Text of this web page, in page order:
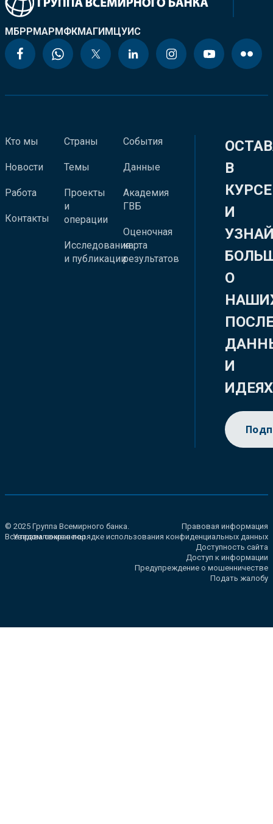
МБРРМАРМФКМАГИМЦУИС
Кто мы
Новости
Работа
Контакты
Страны
Темы
Проекты
и
операции
Исследования
и публикации
События
Данные
Академия
ГВБ
Оценочная
карта
результатов
В
КУРСЕ
И
О
И
ИДЕЯХ
© 2025 Группа Всемирного банка.
Все права сохранены.
Правовая информация
Уведомление о порядке использования конфиденциальных данных
Доступность сайта
Доступ к информации
Предупреждение о мошенничестве
Подать жалобу